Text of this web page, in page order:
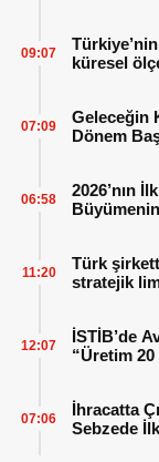
küresel
09:07
Geleceğin
Dönem
07:09
2026’nın
06:58
Türk
stratejik
11:20
İSTİB’de
“Üretim 20
12:07
İhracatta
Sebzede
07:06